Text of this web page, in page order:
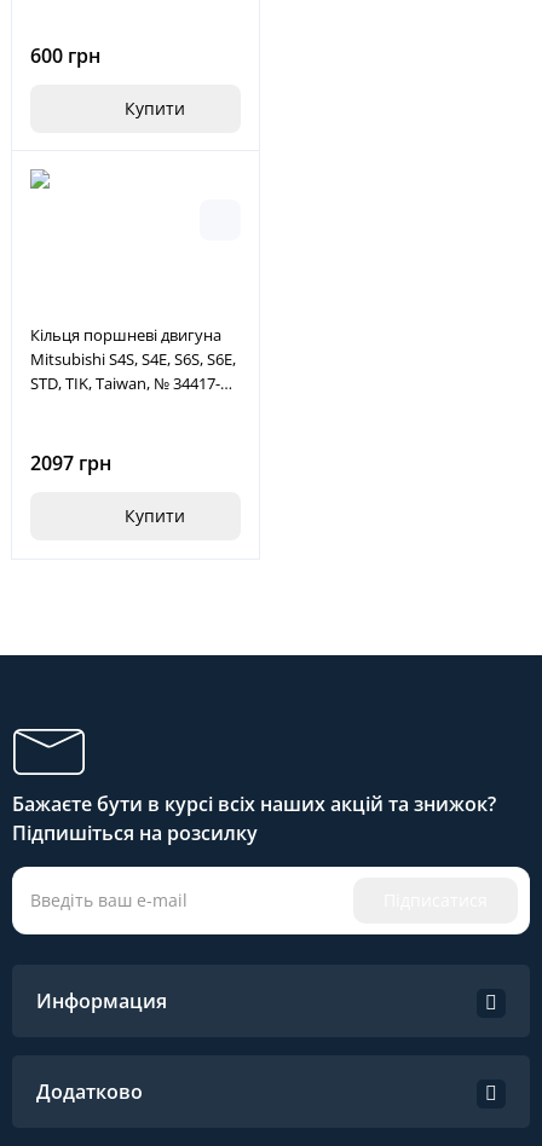
600 грн
Купити
Кільця поршневі двигуна
Mitsubishi S4S, S4E, S6S, S6E,
STD, TIK, Taiwan, № 34417-
2097 грн
Купити
Бажаєте бути в курсі всіх наших акцій та знижок?
Підпишіться на розсилку
Информация
Додатково